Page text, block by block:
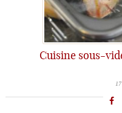
Cuisine sous-